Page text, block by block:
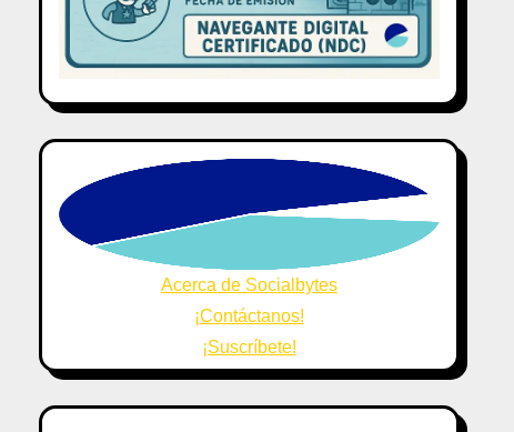
Acerca de Socialbytes
¡Contáctanos!
¡Suscríbete!